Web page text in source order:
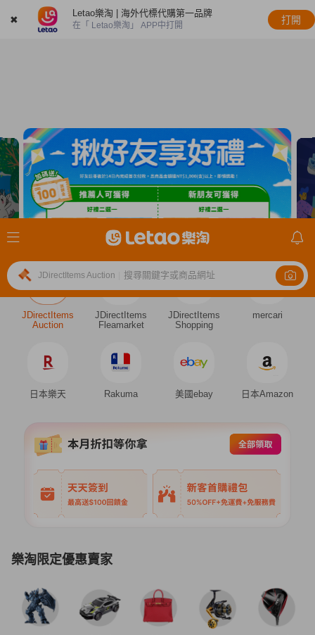
✖
Letao樂淘 | 海外代標代購第一品牌
在「 Letao樂淘」 APP中打開
打開
JDirectItems Auction 搜尋關鍵字或商品網址
JDirectItems
Auction
JDirectItems
Fleamarket
JDirectItems
Shopping
mercari
日本樂天 Rakuma 美國ebay 日本Amazon
樂淘限定優惠賣家